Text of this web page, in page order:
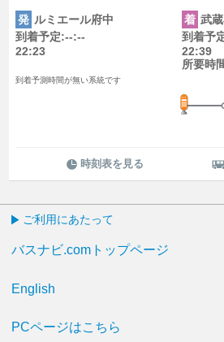
発 ルミエール府中
到着予定:--:--
22:23
着 武
到着予
22:39
所要時
到着予測時間が無い系統です
時刻表を見る
ご利用にあたって
バスナビ.comトップページ
English
PCページはこちら